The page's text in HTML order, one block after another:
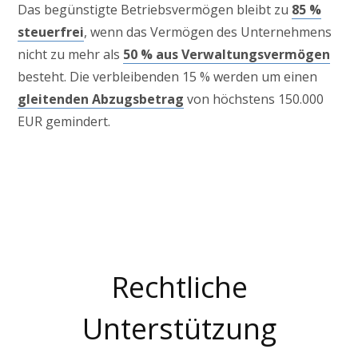
Das begünstigte Betriebsvermögen bleibt zu 85 %
steuerfrei, wenn das Vermögen des Unternehmens
nicht zu mehr als 50 % aus Verwaltungsvermögen
besteht. Die verbleibenden 15 % werden um einen
gleitenden Abzugsbetrag von höchstens 150.000
EUR gemindert.
Rechtliche
Unterstützung